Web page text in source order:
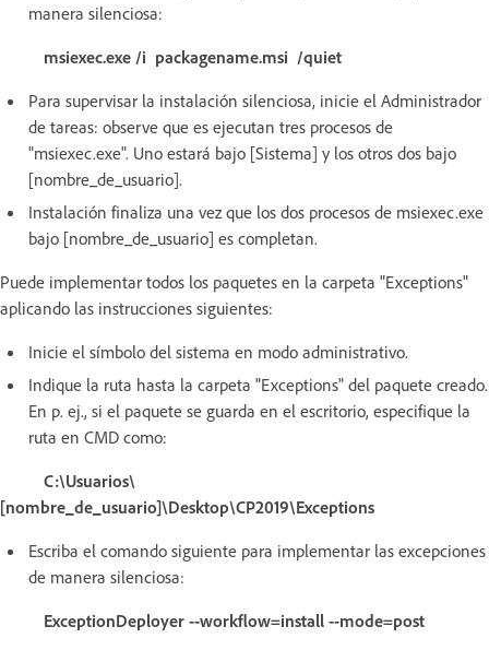
manera silenciosa:
msiexec.exe /i packagename.msi /quiet
Para supervisar la instalación silenciosa, inicie el Administrador
de tareas: observe que es ejecutan tres procesos de
"msiexec.exe". Uno estará bajo [Sistema] y los otros dos bajo
[nombre_de_usuario].
Instalación finaliza una vez que los dos procesos de msiexec.exe
bajo [nombre_de_usuario] es completan.
Puede implementar todos los paquetes en la carpeta "Exceptions"
aplicando las instrucciones siguientes:
Inicie el símbolo del sistema en modo administrativo.
Indique la ruta hasta la carpeta "Exceptions" del paquete creado.
En p. ej., si el paquete se guarda en el escritorio, especifique la
ruta en CMD como:
C:\Usuarios\
[nombre_de_usuario]\Desktop\CP2019\Exceptions
Escriba el comando siguiente para implementar las excepciones
de manera silenciosa:
ExceptionDeployer --workflow=install --mode=post